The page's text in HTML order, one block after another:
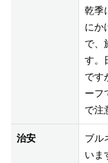
乾季
にか
で、
す。
です
ーフ
で注
治安
ブル
いま